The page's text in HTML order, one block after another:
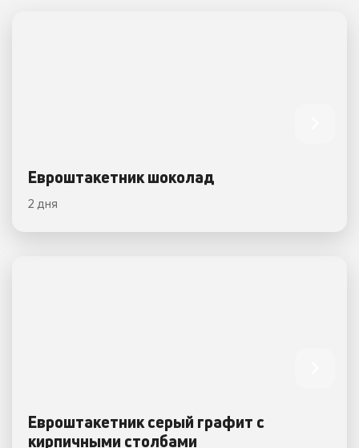
Евроштакетник шоколад
2 дня
Евроштакетник серый графит с
кирпичными столбами